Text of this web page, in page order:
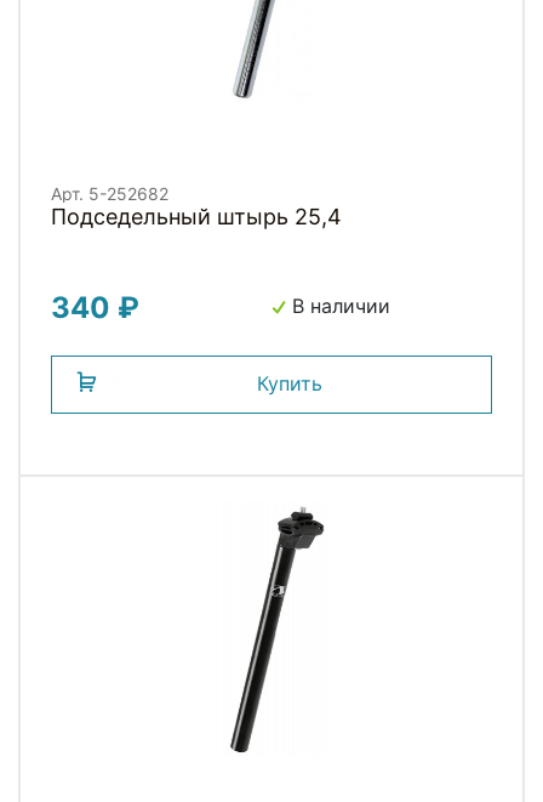
Арт. 5-252682
Подседельный штырь 25,4
340 ₽ В наличии
Купить